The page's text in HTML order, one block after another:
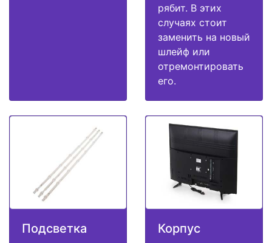
рябит. В этих
случаях стоит
заменить на новый
шлейф или
отремонтировать
его.
Подсветка Корпус